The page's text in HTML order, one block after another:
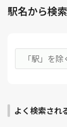
駅名から検索
よく検索され